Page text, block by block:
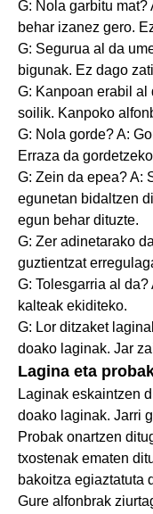
G: Nola garbitu
behar izanez gero.
G: Segurua al da
bigunak. Ez dago
G: Kanpoan erabil al
soilik. Kanpoko
G: Nola gorde? A:
Erraza da
G: Zein da epea? A:
egunetan bidaltzen
egun behar dituzte.
G: Zer adinetarako
guztientzat
G: Tolesgarria al
kalteak ekiditeko.
G: Lor ditzaket
doako laginak. Jar
Lagina eta
Laginak eskaintzen
doako laginak. Jarri
Probak onartzen
txostenak ematen
bakoitza egiaztatuta
Gure alfonbrak